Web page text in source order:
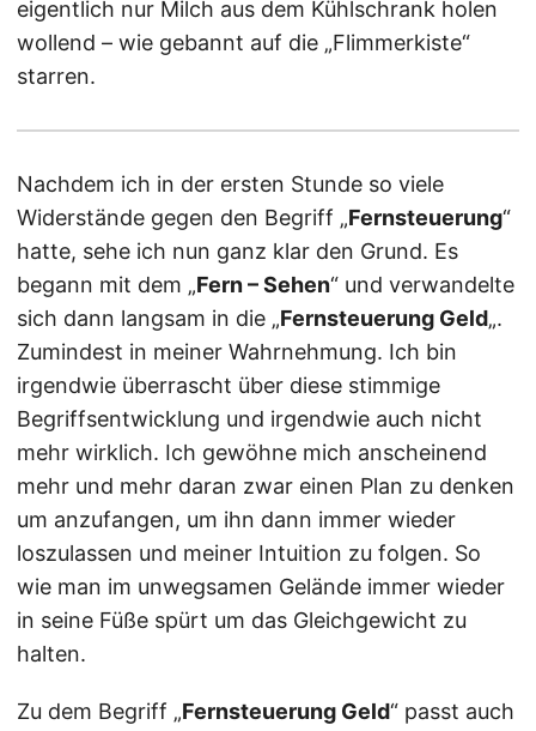
eigentlich nur Milch aus dem Kühlschrank holen
wollend – wie gebannt auf die „Flimmerkiste“
starren.
Nachdem ich in der ersten Stunde so viele
Widerstände gegen den Begriff „Fernsteuerung“
hatte, sehe ich nun ganz klar den Grund. Es
begann mit dem „Fern – Sehen“ und verwandelte
sich dann langsam in die „Fernsteuerung Geld„.
Zumindest in meiner Wahrnehmung. Ich bin
irgendwie überrascht über diese stimmige
Begriffsentwicklung und irgendwie auch nicht
mehr wirklich. Ich gewöhne mich anscheinend
mehr und mehr daran zwar einen Plan zu denken
um anzufangen, um ihn dann immer wieder
loszulassen und meiner Intuition zu folgen. So
wie man im unwegsamen Gelände immer wieder
in seine Füße spürt um das Gleichgewicht zu
halten.
Zu dem Begriff „Fernsteuerung Geld“ passt auch